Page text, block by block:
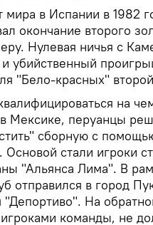
мира в Испании в 1982
окончание второго
Нулевая ничья с
убийственный
"Бело-красных"
на
Мексике, перуанцы
сборную с
стали игроки
"Альянса Лима". В
отправился в город
На
команды, не